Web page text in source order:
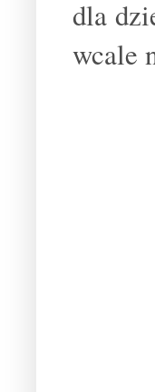
dla
wcale